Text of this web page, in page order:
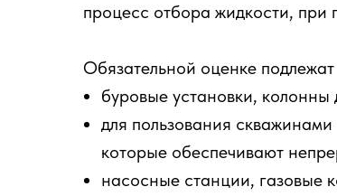
процесс отбора жидкости, при
Обязательной оценке
буровые установки,
для пользования
которые обеспечивают
насосные станции, газовые